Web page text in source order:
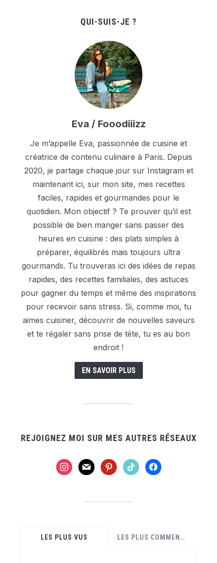
QUI-SUIS-JE ?
Eva / Fooodiiizz
Je m’appelle Eva, passionnée de cuisine et
créatrice de contenu culinaire à Paris. Depuis
2020, je partage chaque jour sur Instagram et
maintenant ici, sur mon site, mes recettes
faciles, rapides et gourmandes pour le
quotidien. Mon objectif ? Te prouver qu’il est
possible de bien manger sans passer des
heures en cuisine : des plats simples à
préparer, équilibrés mais toujours ultra
gourmands. Tu trouveras ici des idées de repas
rapides, des recettes familiales, des astuces
pour gagner du temps et même des inspirations
pour recevoir sans stress. Si, comme moi, tu
aimes cuisiner, découvrir de nouvelles saveurs
et te régaler sans prise de tête, tu es au bon
endroit !
EN SAVOIR PLUS
REJOIGNEZ MOI SUR MES AUTRES RÉSEAUX
instagram
mail pinteresttiktok facebook
LES PLUS VUS LES PLUS COMMENTÉES